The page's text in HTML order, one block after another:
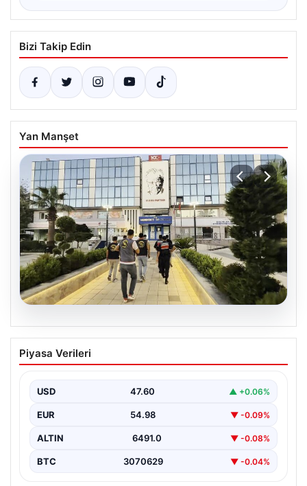
Bizi Takip Edin
Yan Manşet
05.08.2026
Menderes Belediyesi Hakkında
Soruşturmada Firari Başkan Yardımcısı
İzmir'de Menderes Belediyesi'ne yönelik
olarak aranan Belediye Başkan Yardımcısı…
Piyasa Verileri
USD 47.60 ▲ +0.06%
EUR 54.98 ▼ -0.09%
ALTIN 6491.0 ▼ -0.08%
BTC 3070629 ▼ -0.04%